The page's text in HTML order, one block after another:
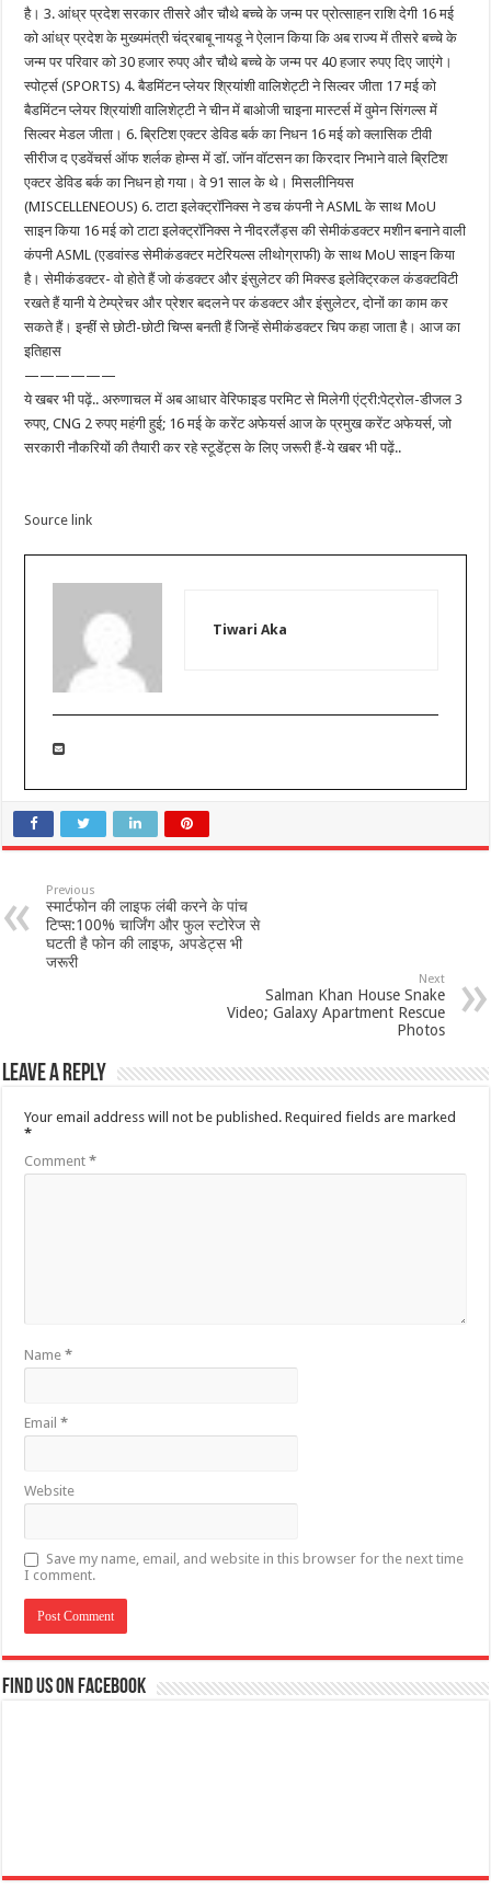
है। 3. आंध्र प्रदेश सरकार तीसरे और चौथे बच्चे के जन्म पर प्रोत्साहन राशि देगी 16 मई
को आंध्र प्रदेश के मुख्यमंत्री चंद्रबाबू नायडू ने ऐलान किया कि अब राज्य में तीसरे बच्चे के
जन्म पर परिवार को 30 हजार रुपए और चौथे बच्चे के जन्म पर 40 हजार रुपए दिए जाएंगे।
स्पोर्ट्स (SPORTS) 4. बैडमिंटन प्लेयर श्रियांशी वालिशेट्टी ने सिल्वर जीता 17 मई को
बैडमिंटन प्लेयर श्रियांशी वालिशेट्टी ने चीन में बाओजी चाइना मास्टर्स में वुमेन सिंगल्स में
सिल्वर मेडल जीता। 6. ब्रिटिश एक्टर डेविड बर्क का निधन 16 मई को क्लासिक टीवी
सीरीज द एडवेंचर्स ऑफ शर्लक होम्स में डॉ. जॉन वॉटसन का किरदार निभाने वाले ब्रिटिश
एक्टर डेविड बर्क का निधन हो गया। वे 91 साल के थे। मिसलीनियस
(MISCELLENEOUS) 6. टाटा इलेक्ट्रॉनिक्स ने डच कंपनी ने ASML के साथ MoU
साइन किया 16 मई को टाटा इलेक्ट्रॉनिक्स ने नीदरलैंड्स की सेमीकंडक्टर मशीन बनाने वाली
कंपनी ASML (एडवांस्ड सेमीकंडक्टर मटेरियल्स लीथोग्राफी) के साथ MoU साइन किया
है। सेमीकंडक्टर- वो होते हैं जो कंडक्टर और इंसुलेटर की मिक्स्ड इलेक्ट्रिकल कंडक्टविटी
रखते हैं यानी ये टेम्प्रेचर और प्रेशर बदलने पर कंडक्टर और इंसुलेटर, दोनों का काम कर
सकते हैं। इन्हीं से छोटी-छोटी चिप्स बनती हैं जिन्हें सेमीकंडक्टर चिप कहा जाता है। आज का
इतिहास
——————
ये खबर भी पढ़ें.. अरुणाचल में अब आधार वेरिफाइड परमिट से मिलेगी एंट्री:पेट्रोल-डीजल 3
रुपए, CNG 2 रुपए महंगी हुई; 16 मई के करेंट अफेयर्स आज के प्रमुख करेंट अफेयर्स, जो
सरकारी नौकरियों की तैयारी कर रहे स्टूडेंट्स के लिए जरूरी हैं-ये खबर भी पढ़ें..
Source link
Tiwari Aka
Previous
स्मार्टफोन की लाइफ लंबी करने के पांच
टिप्स:100% चार्जिंग और फुल स्टोरेज से
घटती है फोन की लाइफ, अपडेट्स भी
जरूरी
Next
Salman Khan House Snake
Video; Galaxy Apartment Rescue
Photos
Leave a Reply
Your email address will not be published. Required fields are marked
*
Comment*
Name*
Email*
Website
Save my name, email, and website in this browser for the next time
I comment.
Find us on Facebook